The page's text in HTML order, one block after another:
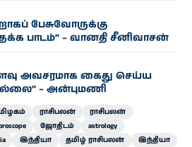
பேசுவோருக்கு
பாடம்” – வானதி சீனிவாசன்
அவசரமாக கைது செய்ய
– அன்புமணி
ராசிபலன்
ராசிபலன்
ஜோதிடம்
astrology
இந்தியா தமிழ் ராசிபலன்
இந்தியா